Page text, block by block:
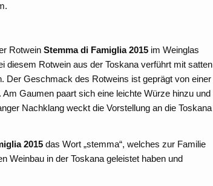
RotweinStemma di Famiglia 2015 im Weinglas
diesem Rotwein aus der Toskana verführt mit satten
Der Geschmack des Rotweins ist geprägt von einer
Gaumen paart sich eine leichte Würze hinzu und
Nachklang weckt die Vorstellung an die Toskana
2015 das Wort „stemma“, welches zur Familie
Weinbau in der Toskana geleistet haben und